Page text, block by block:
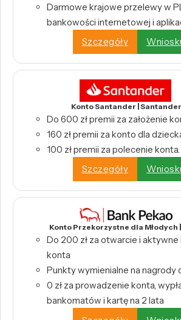
Darmowe krajowe przelewy w
bankowości internetowej i
Szczegóły
Konto Santander |
Do 600 zł premii za założenie
160 zł premii za konto dla
100 zł premii za polecenie konta.
Szczegóły
Konto Przekorzystne dla Młodych
Do 200 zł za otwarcie i
konta
Punkty wymienialne na nagrody
0 zł za prowadzenie konta,
bankomatów i kartę na 2 lata